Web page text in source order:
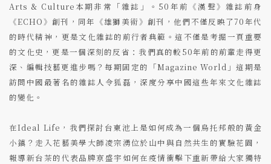
Arts & Culture本期非常「雜誌」。50年前《漢聲》雜誌前身
《ECHO》創刊，同年《雄獅美術》創刊，他們不僅反映了70年代
的時代精神，更是文化雜誌的前行者典範。這不僅是考掘一頁重要
的文化史，更是一個深刻的反省：我們真的較50年前的前輩走得更
深、編輯技藝更進步嗎？每期固定的「Magazine World」這期是
訪問中國最著名的雜誌人令狐磊，深度分享中國這些年來文化雜誌
的變化。
在Ideal Life，我們探討台東池上是如何成為一個烏托邦般的黃金
小鎮？走入花藝美學大師凌宗湧位於山中與自然共生的實驗花園，
報導新台茶的代表品牌京盛宇如何在疫情衝擊下重新帶給大家獨特